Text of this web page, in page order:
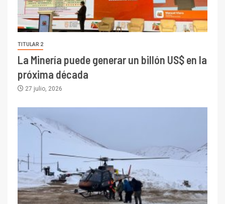
TITULAR 2
La Minería puede generar un billón US$ en la
próxima década
27 julio, 2026